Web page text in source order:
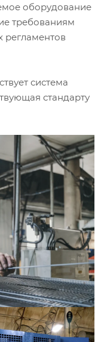
оборудование
требованиям
регламентов
система
стандарту